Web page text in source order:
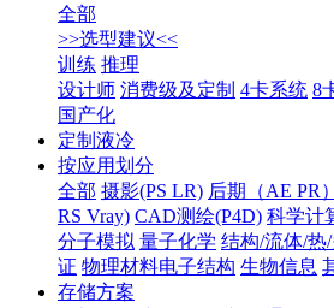
全部
>>选型建议<<
训练 推理
设计师 消费级及定制 4卡系统 8
国产化
定制液冷
按应用划分
全部 摄影(PS LR) 后期（AE PR）
RS Vray) CAD测绘(P4D) 科学计
分子模拟 量子化学 结构/流体/热
证 物理材料电子结构 生物信息
存储方案